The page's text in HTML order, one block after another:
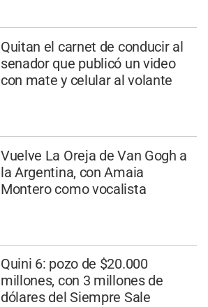
Quitan el carnet de conducir al
senador que publicó un video
con mate y celular al volante
Vuelve La Oreja de Van Gogh a
la Argentina, con Amaia
Montero como vocalista
Quini 6: pozo de $20.000
millones, con 3 millones de
dólares del Siempre Sale